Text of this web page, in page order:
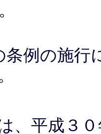
例の施行
、平成３